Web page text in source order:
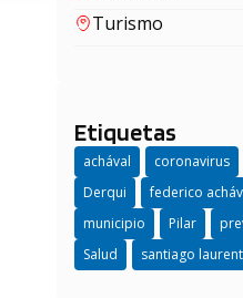
Turismo
Etiquetas
achával coronavirus
Derqui
federico
municipio
Pilar
Salud
santiago laurent